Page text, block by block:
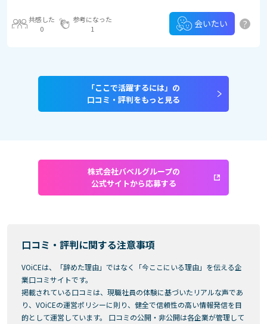
共感した
0
参考になった
1
会いたい ?
「ここで活躍するには」の
口コミ・評判をもっと見る
株式会社バベルグループの
公式サイトから応募する
口コミ・評判に関する注意事項
VOiCEは、「辞めた理由」ではなく「今ここにいる理由」を伝える企
業口コミサイトです。
掲載されている口コミは、現職社員の体験に基づいたリアルな声であ
り、VOiCEの運営ポリシーに則り、健全で信頼性の高い情報発信を目
的として運営しています。 口コミの公開・非公開は各企業が管理して